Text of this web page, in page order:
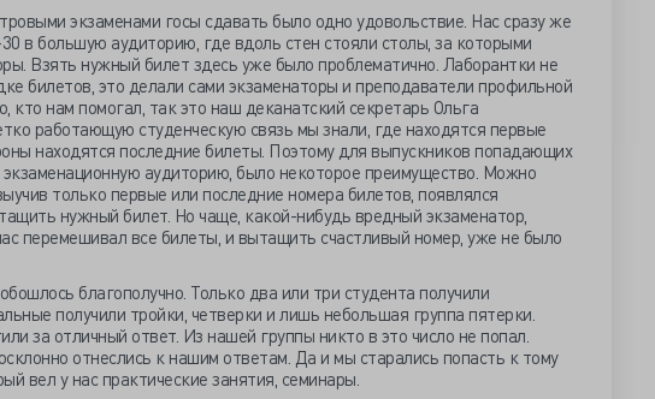
экзаменами госы сдавать было одно удовольствие. Нас сразу же
в большую аудиторию, где вдоль стен стояли столы, за которыми
Взять нужный билет здесь уже было проблематично. Лаборантки не
билетов, это делали сами экзаменаторы и преподаватели профильной
кто нам помогал, так это наш деканатский секретарь Ольга
работающую студенческую связь мы знали, где находятся первые
находятся последние билеты. Поэтому для выпускников попадающих
аудиторию, было некоторое преимущество. Можно
только первые или последние номера билетов, появлялся
нужный билет. Но чаще, какой-нибудь вредный экзаменатор,
перемешивал все билеты, и вытащить счастливый номер, уже не было
благополучно. Только два или три студента получили
получили тройки, четверки и лишь небольшая группа пятерки.
за отличный ответ. Из нашей группы никто в это число не попал.
отнеслись к нашим ответам. Да и мы старались попасть к тому
вел у нас практические занятия, семинары.